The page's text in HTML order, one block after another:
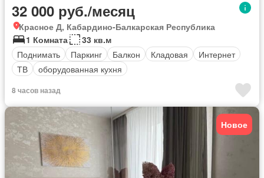
32 000 руб./месяц
Красное Д, Кабардино-Балкарская Республика
1 Комната
33 кв.м
Поднимать
Паркинг Балкон Кладовая
Интернет
ТВ
оборудованная кухня
8 часов назад
Новое